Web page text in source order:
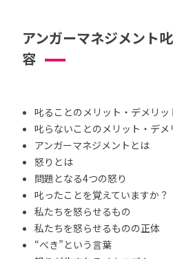
アンガーマネジメント
容
叱ることのメリット・デメリッ
叱らないことのメリット・デメ
アンガーマネジメントとは
怒りとは
問題となる4つの怒り
叱ったことを覚えていますか？
私たちを怒らせるもの
私たちを怒らせるものの正体
“べき”という言葉